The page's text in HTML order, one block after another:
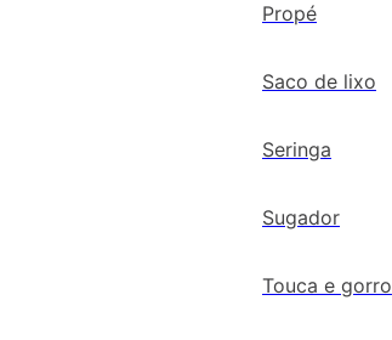
Propé
Saco de lixo
Seringa
Sugador
Touca e gorro